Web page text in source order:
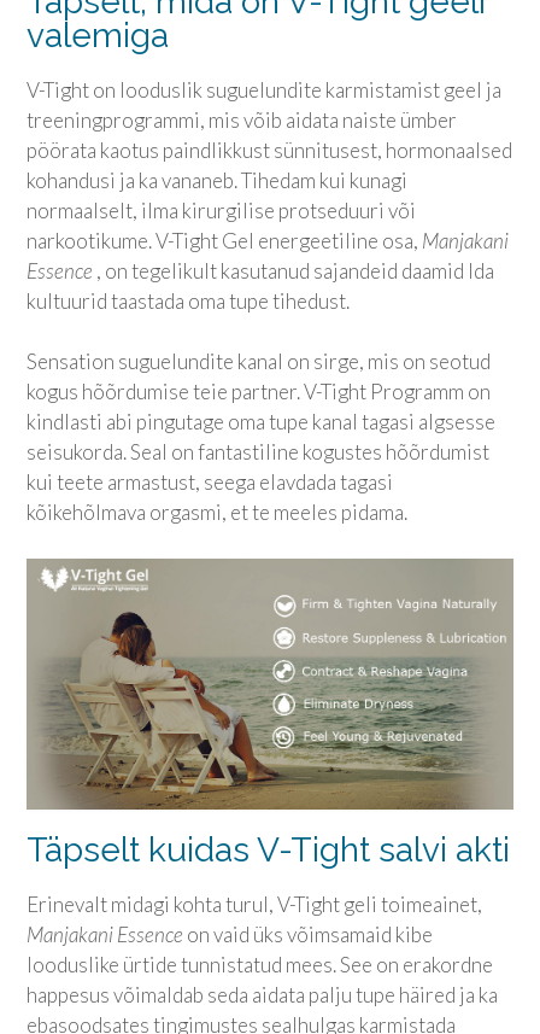
valemiga
V-Tight on looduslik suguelundite karmistamist geel ja
treeningprogrammi, mis võib aidata naiste ümber
pöörata kaotus paindlikkust sünnitusest, hormonaalsed
kohandusi ja ka vananeb. Tihedam kui kunagi
normaalselt, ilma kirurgilise protseduuri või
narkootikume. V-Tight Gel energeetiline osa, Manjakani
Essence , on tegelikult kasutanud sajandeid daamid Ida
kultuurid taastada oma tupe tihedust.
Sensation suguelundite kanal on sirge, mis on seotud
kogus hõõrdumise teie partner. V-Tight Programm on
kindlasti abi pingutage oma tupe kanal tagasi algsesse
seisukorda. Seal on fantastiline kogustes hõõrdumist
kui teete armastust, seega elavdada tagasi
kõikehõlmava orgasmi, et te meeles pidama.
Täpselt kuidas V-Tight salvi akti
Erinevalt midagi kohta turul, V-Tight geli toimeainet,
Manjakani Essence on vaid üks võimsamaid kibe
looduslike ürtide tunnistatud mees. See on erakordne
happesus võimaldab seda aidata palju tupe häired ja ka
ebasoodsates tingimustes sealhulgas karmistada